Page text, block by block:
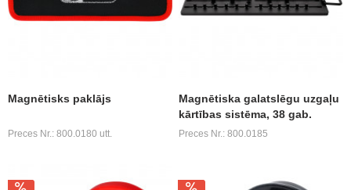
Magnētisks paklājs
Preces Nr.: 800.0180 utt.
Magnētiska galatslēgu uzgaļu
kārtības sistēma, 38 gab.
Preces Nr.: 800.0185